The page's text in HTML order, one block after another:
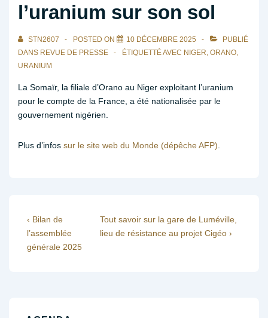
l’uranium sur son sol
STN2607 POSTED ON 10 DÉCEMBRE 2025
PUBLIÉ
DANS REVUE DE PRESSE ÉTIQUETTÉ AVEC NIGER, ORANO,
URANIUM
La Somaïr, la filiale d’Orano au Niger exploitant l’uranium
pour le compte de la France, a été nationalisée par le
gouvernement nigérien.
Plus d’infos sur le site web du Monde (dépêche AFP)
Navigation
de
Previous
Post
is
‹ Bilan de
l’assemblée
générale 2025
Next
Post
Tout savoir sur la gare de Luméville,
lieu de résistance au projet Cigéo ›